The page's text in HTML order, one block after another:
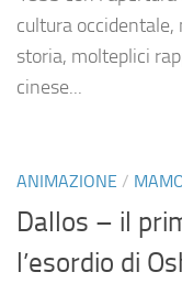
cultura occidentale,
storia, molteplici
cinese...
ANIMAZIONE /
Dallos – il
l’esordio di